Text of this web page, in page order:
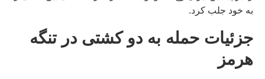
به خود جلب کرد.
جزئیات حمله به دو کشتی در تنگه
هرمز